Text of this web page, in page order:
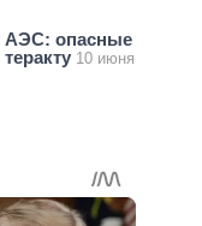
АЭС: опасные
10 июня